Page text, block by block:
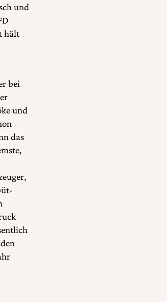
und
hält
bei
und
das